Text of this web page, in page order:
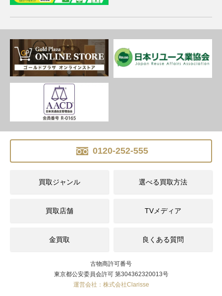
0120-252-555
買取ジャンル 選べる買取方法
買取店舗 TVメディア
金買取 良くある質問
古物商許可番号
東京都公安委員会許可 第304362320013号
運営会社：株式会社Clarisse